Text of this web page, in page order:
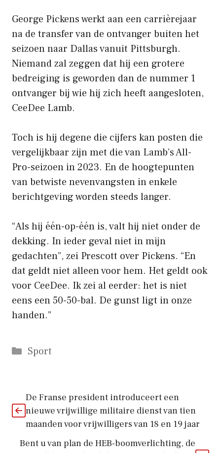
George Pickens werkt aan een carrièrejaar
na de transfer van de ontvanger buiten het
seizoen naar Dallas vanuit Pittsburgh.
Niemand zal zeggen dat hij een grotere
bedreiging is geworden dan de nummer 1
ontvanger bij wie hij zich heeft aangesloten,
CeeDee Lamb.
Toch is hij degene die cijfers kan posten die
vergelijkbaar zijn met die van Lamb’s All-
Pro-seizoen in 2023. En de hoogtepunten
van betwiste nevenvangsten in enkele
berichtgeving worden steeds langer.
“Als hij één-op-één is, valt hij niet onder de
dekking. In ieder geval niet in mijn
gedachten”, zei Prescott over Pickens. “En
dat geldt niet alleen voor hem. Het geldt ook
voor CeeDee. Ik zei al eerder: het is niet
eens een 50-50-bal. De gunst ligt in onze
handen.”
Categorieën
Sport
De Franse president introduceert een
nieuwe vrijwillige militaire dienst van tien
maanden voor vrijwilligers van 18 en 19 jaar
Bent u van plan de HEB-boomverlichting, de